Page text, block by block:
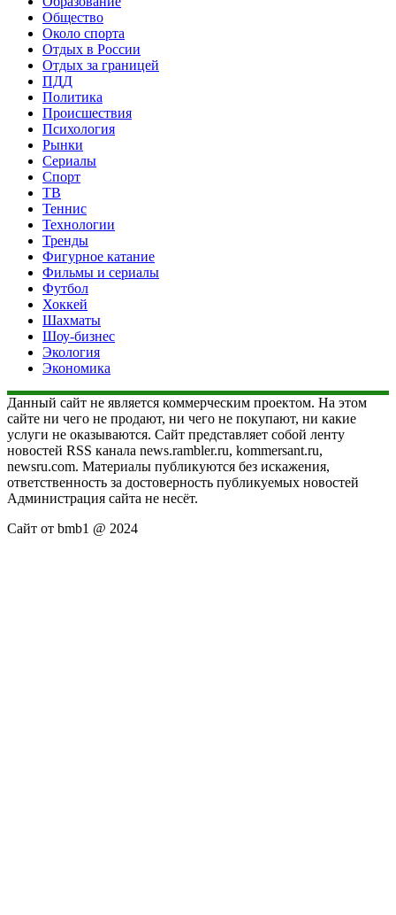
Общество
Около спорта
Отдых в России
Отдых за границей
ПДД
Политика
Происшествия
Психология
Рынки
Сериалы
Спорт
ТВ
Теннис
Технологии
Тренды
Фигурное катание
Фильмы и сериалы
Футбол
Хоккей
Шахматы
Шоу-бизнес
Экология
Экономика
Данный сайт не является коммерческим проектом. На этом
сайте ни чего не продают, ни чего не покупают, ни какие
услуги не оказываются. Сайт представляет собой ленту
новостей RSS канала news.rambler.ru, kommersant.ru,
newsru.com. Материалы публикуются без искажения,
ответственность за достоверность публикуемых новостей
Администрация сайта не несёт.
Сайт от bmb1 @ 2024